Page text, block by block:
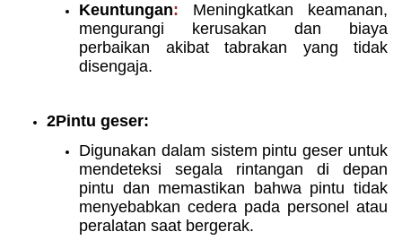
Keuntungan:
Meningkatkan keamanan,
mengurangi kerusakan dan biaya
perbaikan akibat tabrakan yang tidak
disengaja.
2Pintu geser:
Digunakan dalam sistem pintu geser untuk
mendeteksi segala rintangan di depan
pintu dan memastikan bahwa pintu tidak
menyebabkan cedera pada personel atau
peralatan saat bergerak.